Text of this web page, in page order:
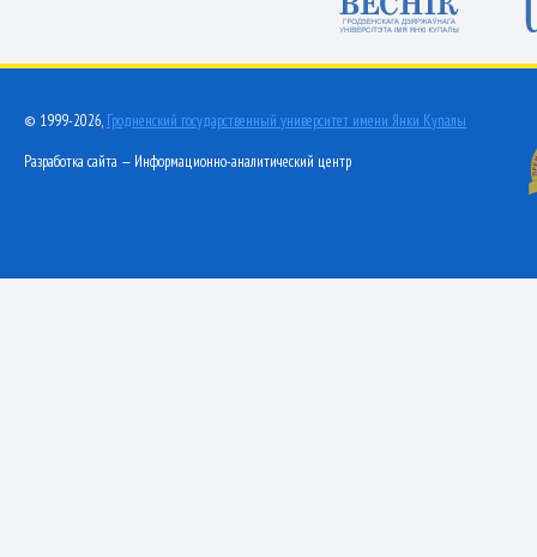
© 1999-2026, Гродненский государственный университет имени Янки Купалы
Разработка сайта — Информационно-аналитический центр